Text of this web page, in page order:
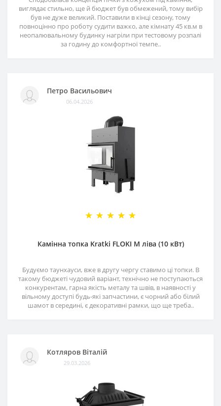
виглядає стильно, ще й бюджет був обмежений, тому вибір
був не дуже великий. Поставили в кінці сезону, тому
повноцінно про роботу судити важко, але кімнату 45 кв.м в
неопалювальному будинку нагріли при тестовому розпалі
за годину до комфортної темпе..
Петро Васильович
06.04.2026
Камінна топка Kratki FLOKI M ліва (10 кВт)
Будуємо таунхауси, вже в другу чергу ставимо ці топки. В
такому бюджеті чудовий варіант, технічно не поступаються
конкурентам, гарна якість металу та швів, в наявності у
вільному доступі будь-які запчастини, є чорний або білий
шамот в середині, є декоративні рамки, що ще треба..
Котляров Віталій
29.03.2026